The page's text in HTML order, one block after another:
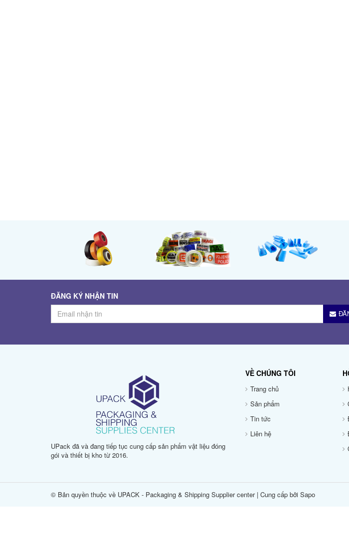
ĐĂNG KÝ NHẬN TIN
UPack đã và đang tiếp tục cung cấp sản phẩm vật liệu đóng
gói và thiết bị kho từ 2016.
VỀ CHÚNG TÔI
Trang chủ
Sản phẩm
Tin tức
Liên hệ
© Bản quyền thuộc về UPACK - Packaging & Shipping Supplier center| Cung cấp bởi Sapo